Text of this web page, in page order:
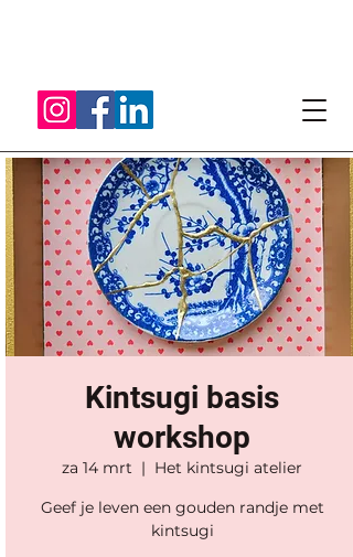
Kintsugi basis
workshop
za 14 mrt
  |
Het kintsugi atelier
Geef je leven een gouden randje met
kintsugi